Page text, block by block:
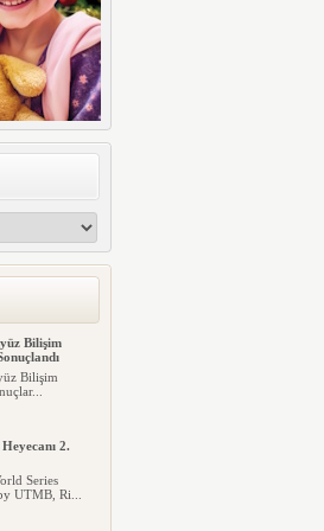
Bilişim
Bilişim
2.
Series
UTMB, Ri...